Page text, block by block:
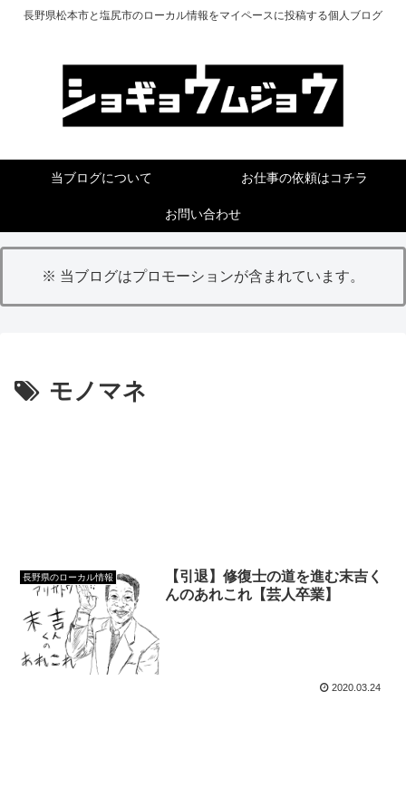
長野県松本市と塩尻市のローカル情報をマイペースに投稿する個人ブログ
当ブログについて お仕事の依頼はコチラ
お問い合わせ
※ 当ブログはプロモーションが含まれています。
モノマネ
長野県のローカル情報
【引退】修復士の道を進む末吉く
んのあれこれ【芸人卒業】
2020.03.24